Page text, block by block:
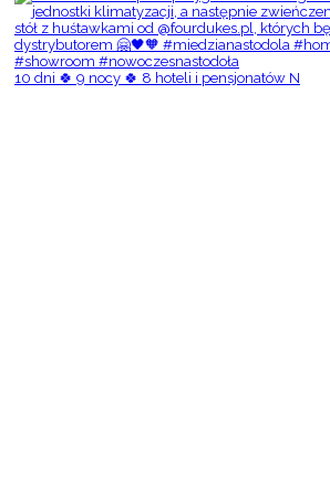
10 dni 🍀 9 nocy 🍀 8 hoteli i pensjonatów N